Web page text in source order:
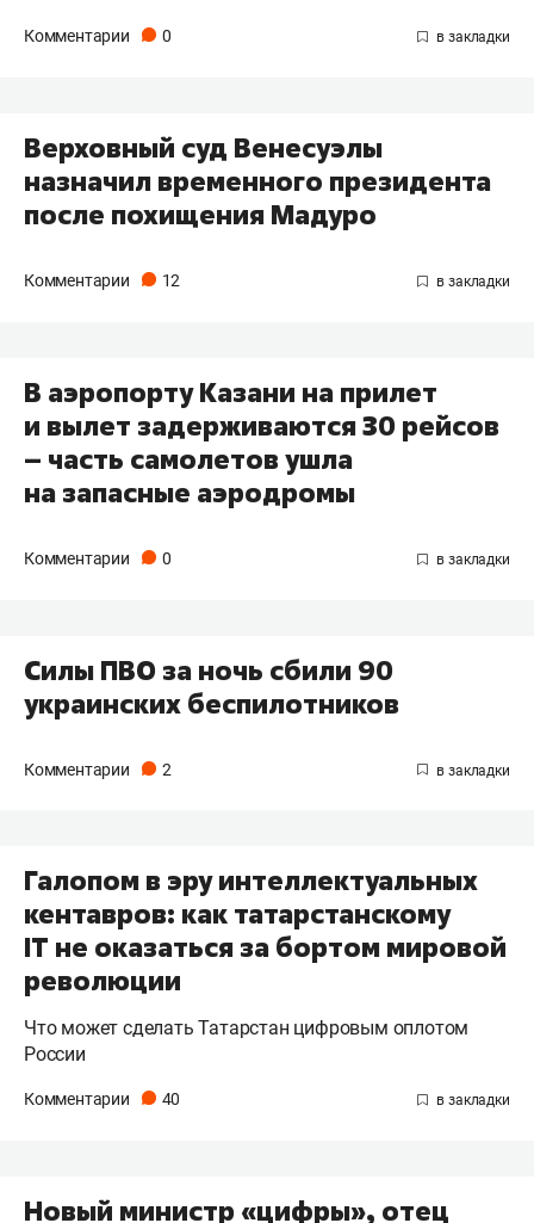
Комментарии 0
Верховный суд Венесуэлы
назначил временного президента
после похищения Мадуро
Комментарии 12
В аэропорту Казани на прилет
и вылет задерживаются 30 рейсов
– часть самолетов ушла
на запасные аэродромы
Комментарии 0
Силы ПВО за ночь сбили 90
украинских беспилотников
Комментарии 2
Галопом в эру интеллектуальных
кентавров: как татарстанскому
IT не оказаться за бортом мировой
революции
Что может сделать Татарстан цифровым оплотом
России
Комментарии 40
Новый министр «цифры», отец